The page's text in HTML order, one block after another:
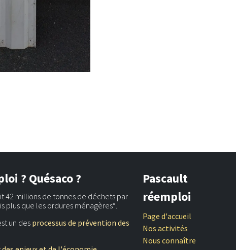
Pascault
réemploi
Page d'accueil
Nos activités
Nous connaître
? Quésaco ?
42 millions de tonnes de déchets par
plus que les ordures ménagères*.
un desprocessus de prévention des